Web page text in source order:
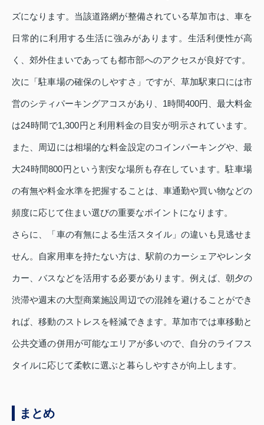
ズになります。当該道路網が整備されている草加市は、車を
日常的に利用する生活に強みがあります。生活利便性が高
く、郊外住まいであっても都市部へのアクセスが良好です。
次に「駐車場の確保のしやすさ」ですが、草加駅東口には市
営のシティパーキングアコスがあり、1時間400円、最大料金
は24時間で1,300円と利用料金の目安が明示されています。
また、周辺には相場的な料金設定のコインパーキングや、最
大24時間800円という割安な場所も存在しています。駐車場
の有無や料金水準を把握することは、車通勤や買い物などの
頻度に応じて住まい選びの重要なポイントになります。
さらに、「車の有無による生活スタイル」の違いも見逃せま
せん。自家用車を持たない方は、駅前のカーシェアやレンタ
カー、バスなどを活用する必要があります。例えば、朝夕の
渋滞や週末の大型商業施設周辺での混雑を避けることができ
れば、移動のストレスを軽減できます。草加市では車移動と
公共交通の併用が可能なエリアが多いので、自分のライフス
タイルに応じて柔軟に選ぶと暮らしやすさが向上します。
まとめ